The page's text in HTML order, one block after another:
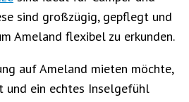
sind großzügig, gepflegt und
Ameland flexibel zu erkunden.
auf Ameland mieten möchte,
und ein echtes Inselgefühl